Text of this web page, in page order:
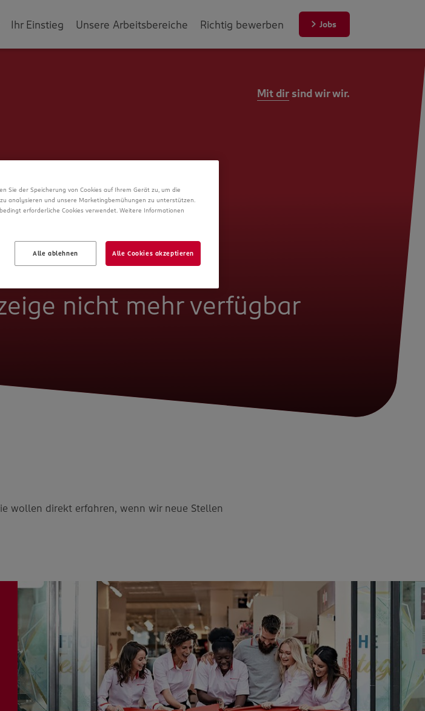
Ihr Einstieg Unsere Arbeitsbereiche Richtig bewerben Jobs
Mit dirsind wir wir.
nicht mehr verfügbar
wollen direkt erfahren, wenn wir neue Stellen
Sie der Speicherung von Cookies auf Ihrem Gerät zu, um die
analysieren und unsere Marketingbemühungen zu unterstützen.
erforderliche Cookies verwendet. Weitere Informationen
Alle ablehnen Alle Cookies akzeptieren